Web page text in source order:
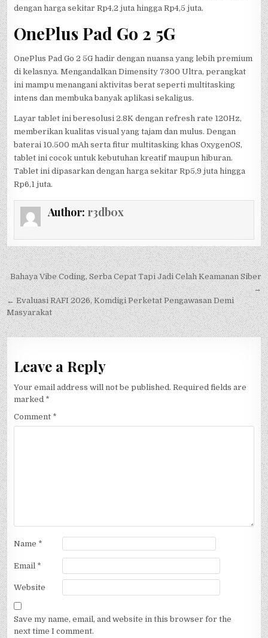
dengan harga sekitar Rp4,2 juta hingga Rp4,5 juta.
OnePlus Pad Go 2 5G
OnePlus Pad Go 2 5G hadir dengan nuansa yang lebih premium
di kelasnya. Mengandalkan Dimensity 7300 Ultra, perangkat
ini mampu menangani aktivitas berat seperti multitasking
intens dan membuka banyak aplikasi sekaligus.
Layar tablet ini beresolusi 2.8K dengan refresh rate 120Hz,
memberikan kualitas visual yang tajam dan mulus. Dengan
baterai 10.500 mAh serta fitur multitasking khas OxygenOS,
tablet ini cocok untuk kebutuhan kreatif maupun hiburan.
Tablet ini dipasarkan dengan harga sekitar Rp5,9 juta hingga
Rp6,1 juta.
Author: r3db0x
Post
navigation
Bahaya Vibe Coding, Serba Cepat Tapi Jadi Celah Keamanan Siber
→
← Evaluasi RAFI 2026, Komdigi Perketat Pengawasan Demi
Masyarakat
Leave a Reply
Your email address will not be published. Required fields are
marked *
Comment *
Name *
Email *
Website
Save my name, email, and website in this browser for the
next time I comment.